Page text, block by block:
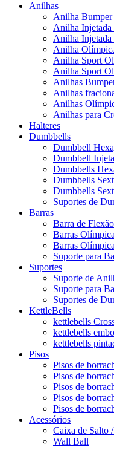
Anilhas
Anilha
Anilha
Anilha Injetada
Anilha
Anilha Sport
Anilha Sport
Anilhas
Anilhas
Anilhas
Anilhas para
Halteres
Dumbbells
Dumbbell
Dumbbell
Dumbbells
Dumbbells
Dumbbells
Suportes de
Barras
Barra de Flexão
Barras
Barras
Suporte para
Suportes
Suporte de
Suporte para
Suportes de
KettleBells
kettlebells
kettlebells
kettlebells
Pisos
Pisos de
Pisos de
Pisos de
Pisos de
Pisos de
Acessórios
Caixa de Salto
Wall Ball